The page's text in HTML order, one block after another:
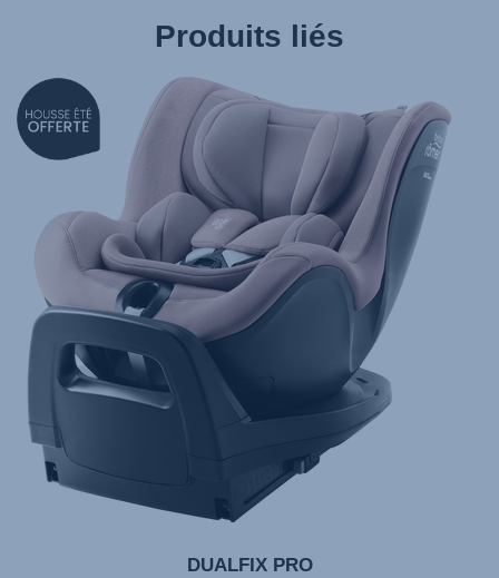
Produits liés
null
DUALFIX PRO